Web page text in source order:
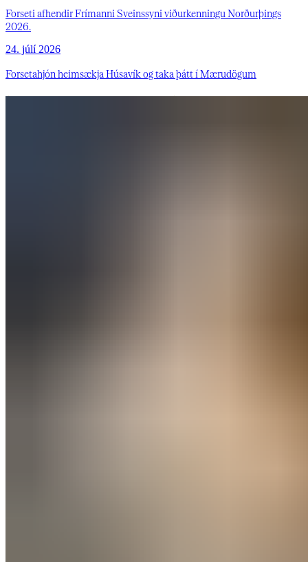
Forseti afhendir Frímanni Sveinssyni viðurkenningu Norðurþings
2026.
24. júlí 2026
Forsetahjón heimsækja Húsavík og taka þátt í Mærudögum